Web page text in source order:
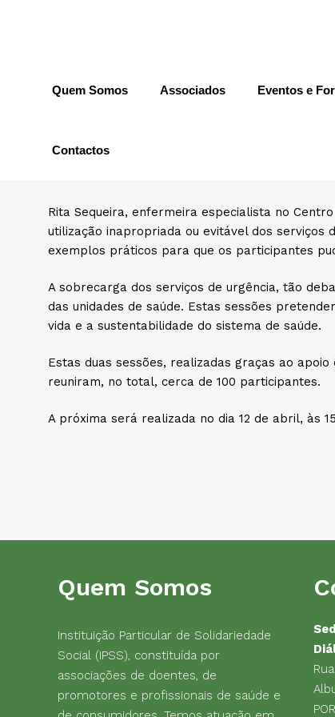
Quem Somos Associados Eventos e
Contactos
saúde (promoção da saúde e prevenção da
Rita Sequeira, enfermeira especialista no
utilização inapropriada ou evitável dos serviços
exemplos práticos para que os participantes
A sobrecarga dos serviços de urgência, tão
das unidades de saúde. Estas sessões
vida e a sustentabilidade do sistema de saúde.
Estas duas sessões, realizadas graças ao
reuniram, no total, cerca de 100 participantes.
A próxima será realizada no dia 12 de abril, às
Quem Somos
Instituição Particular de Solidariedade
Social (IPSS), constituída por
associações de doentes, de
promotores e profissionais de saúde e